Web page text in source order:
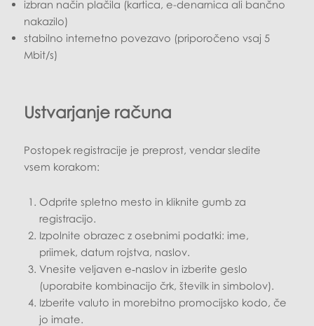
izbran način plačila (kartica, e-denarnica ali bančno
nakazilo)
stabilno internetno povezavo (priporočeno vsaj 5
Mbit/s)
Ustvarjanje računa
Postopek registracije je preprost, vendar sledite
vsem korakom:
Odprite spletno mesto in kliknite gumb za
registracijo.
Izpolnite obrazec z osebnimi podatki: ime,
priimek, datum rojstva, naslov.
Vnesite veljaven e‑naslov in izberite geslo
(uporabite kombinacijo črk, številk in simbolov).
Izberite valuto in morebitno promocijsko kodo, če
jo imate.